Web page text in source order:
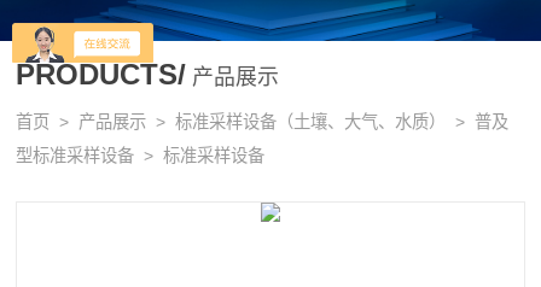
PRODUCTS/ 产品展示
首页 > 产品展示 >标准采样设备（土壤、大气、水质） >普及
型标准采样设备 > 标准采样设备